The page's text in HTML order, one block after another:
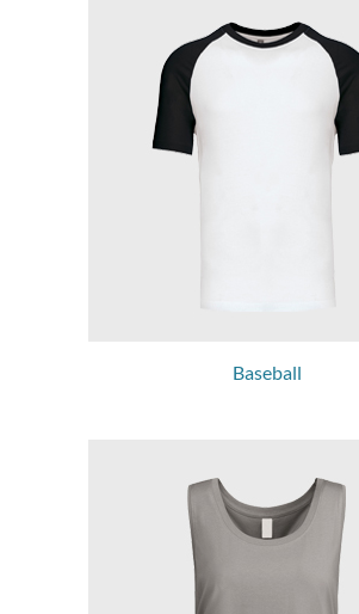
Baseball